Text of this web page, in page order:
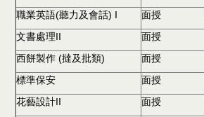
職業英語(聽力及會話) I
面授
文書處理II
面授
西餅製作 (撻及批類)
面授
標準保安
面授
花藝設計II
面授